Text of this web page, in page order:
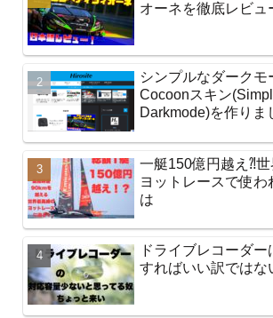
オーネを徹底レビュ
シンプルなダークモ
Cocoonスキン
Darkmode)を作りま
一艇150億円越え⁈
ヨットレースで使わ
は
ドライブレコーダー
すればいい訳ではな